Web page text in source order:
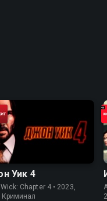
Уик 4
Chapter 4 • 2023,